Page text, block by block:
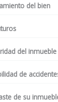
del bien
del inmueble
de
de su